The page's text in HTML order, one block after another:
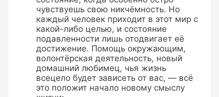
чувствуешь свою никчёмность. Но
каждый человек приходит в этот мир с
какой-либо целью, и состояние
подавленности лишь отодвигает её
достижение. Помощь окружающим,
волонтёрская деятельность, новый
домашний любимец, чья жизнь
всецело будет зависеть от вас, — всё
это положит начало новому смыслу